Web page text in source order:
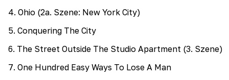
4. Ohio (2a. Szene: New York City)
5. Conquering The City
6. The Street Outside The Studio Apartment (3. Szene)
7. One Hundred Easy Ways To Lose A Man